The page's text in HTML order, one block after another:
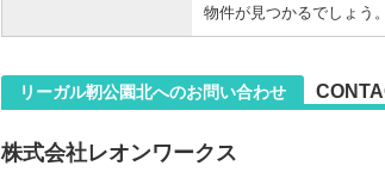
物件が見つかるでしょう。
リーガル靭公園北へのお問い合わせ
株式会社レオンワークス